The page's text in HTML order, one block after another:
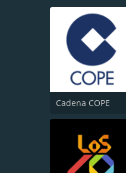
Cadena COPE